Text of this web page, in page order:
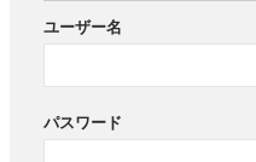
ユーザー名
パスワード